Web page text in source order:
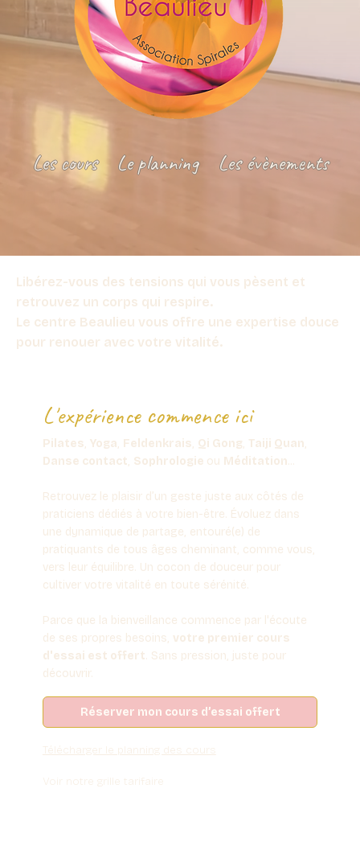
Les cours Le planning Les évènements
Libérez-vous des tensions qui vous pèsent et
retrouvez un corps qui respire.
Le centre Beaulieu vous offre une expertise douce
pour renouer avec votre vitalité.
L'expérience commence ici
Pilates, Yoga, Feldenkrais, Qi Gong, Taiji Quan,
Danse contact, Sophrologie ou Méditation...
Retrouvez le plaisir d’un geste juste aux côtés de
praticiens dédiés à votre bien-être. Évoluez dans
une dynamique de partage, entouré(e) de
pratiquants de tous âges cheminant, comme vous,
vers leur équilibre. Un cocon de douceur pour
cultiver votre vitalité en toute sérénité.
Parce que la bienveillance commence par l'écoute
de ses propres besoins, votre premier cours
d'essai est offert. Sans pression, juste pour
découvrir.
Télécharger le planning des cours
Réserver mon cours d’essai offert
Voir notre grille tarifaire